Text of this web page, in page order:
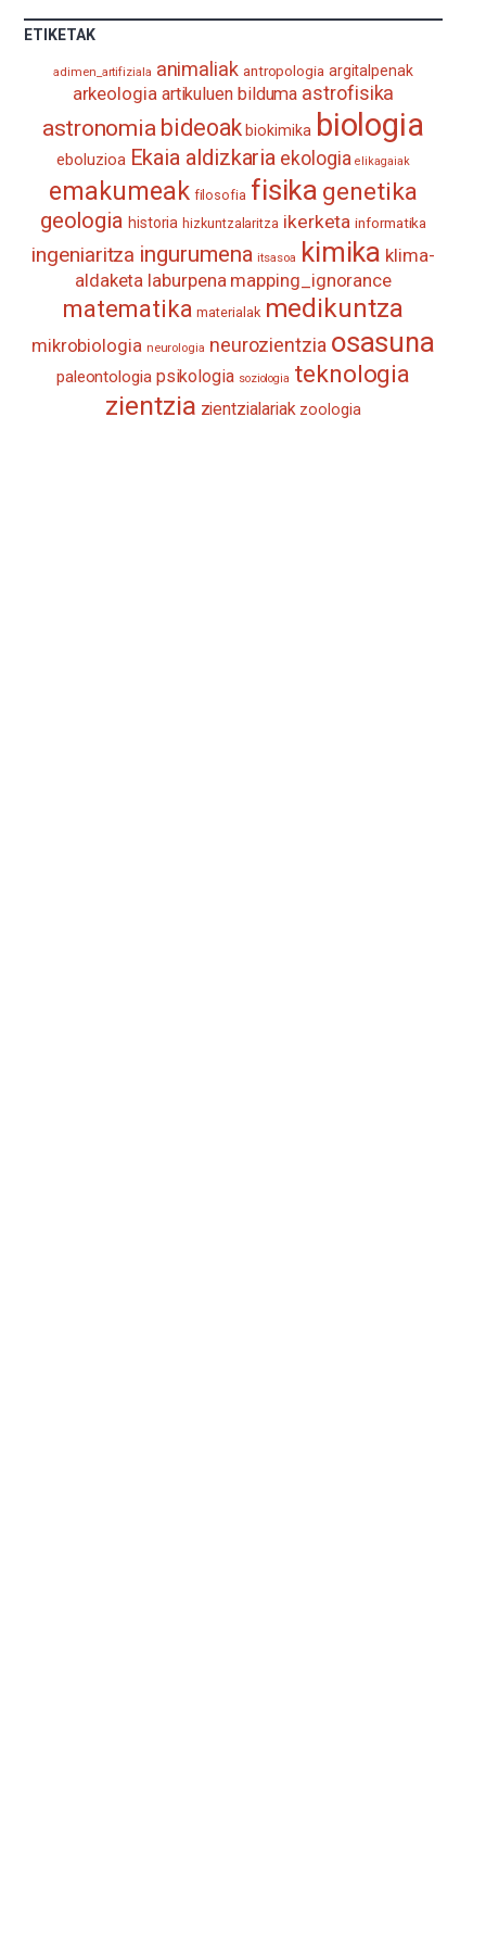
Aretoa-
EHU…
ETIKETAK
adimen_artifiziala animaliak antropologia argitalpenak
arkeologia artikuluen bilduma astrofisika
astronomia bideoak biokimika biologia
eboluzioa Ekaia aldizkaria ekologia elikagaiak
emakumeak filosofia fisika genetika
geologia historia hizkuntzalaritza ikerketa informatika
ingeniaritza ingurumena itsasoa kimika klima-
aldaketa laburpena mapping_ignorance
matematika materialak medikuntza
mikrobiologia neurologia neurozientzia osasuna
paleontologia psikologia soziologia teknologia
zientzia zientzialariak zoologia